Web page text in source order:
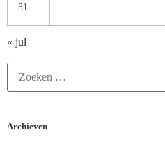
31
« jul
Archieven